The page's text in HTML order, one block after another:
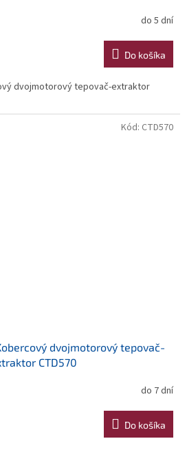
do 5 dní
Do košíka
dvojmotorový tepovač-extraktor
dvojmotorový tepovač-
CTD570
do 7 dní
Do košíka
Kód: CTD570